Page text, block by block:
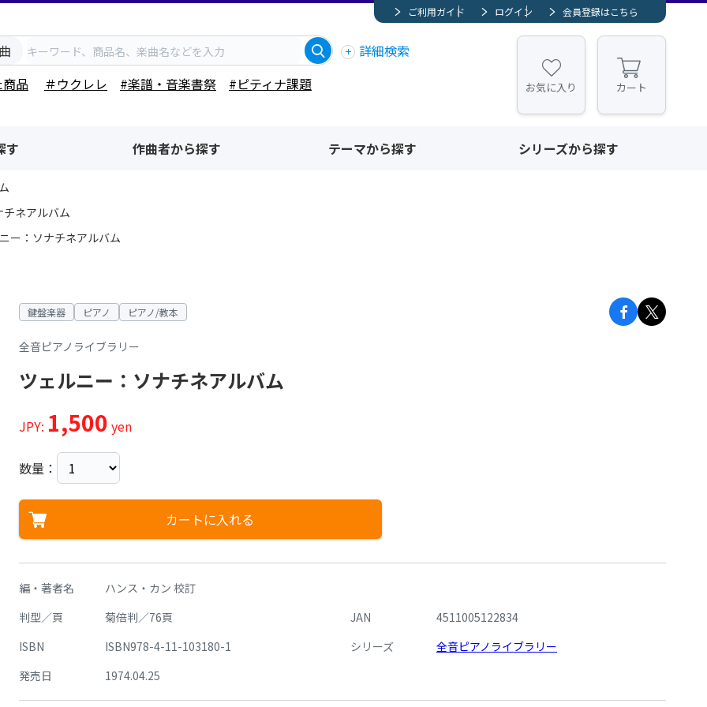
ご利用ガイド ログイン 会員登録はこちら
詳細検索
品
＃ウクレレ #楽譜・音楽書祭 #ピティナ課題 お気に入り カート
す 作曲者から探す テーマから探す シリーズから探す
ネアルバム
ー：ソナチネアルバム
鍵盤楽器 ピアノ ピアノ/教本
全音ピアノライブラリー
ツェルニー：ソナチネアルバム
JPY: 1,500 yen
数量：
カートに入れる
編・著者名
ハンス・カン 校訂
判型／頁
菊倍判／76頁 JAN
4511005122834
ISBN
ISBN978-4-11-103180-1 シリーズ
全音ピアノライブラリー
発売日
1974.04.25